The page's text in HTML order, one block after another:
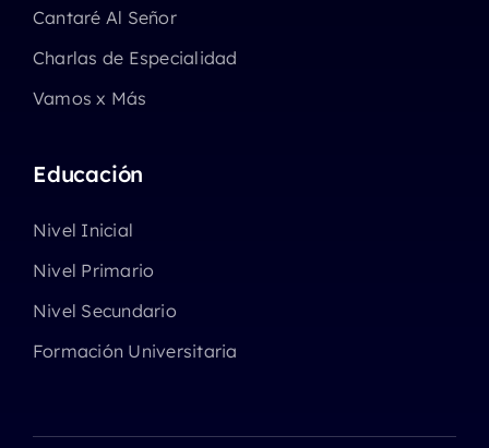
Cantaré Al Señor
Charlas de Especialidad
Vamos x Más
Educación
Nivel Inicial
Nivel Primario
Nivel Secundario
Formación Universitaria